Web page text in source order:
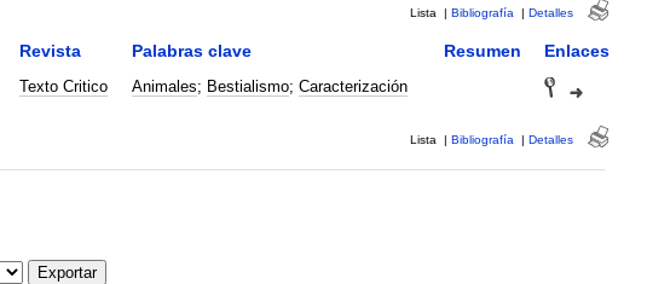
Lista | Bibliografía | Detalles
Revista Palabras clave Resumen Enlaces
Texto Critico Animales; Bestialismo; Caracterización
Lista | Bibliografía | Detalles
Exportar